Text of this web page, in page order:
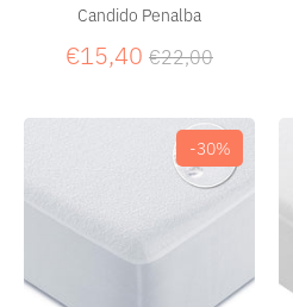
Candido Penalba
€15,40 Κανονική
€22,00
-30%